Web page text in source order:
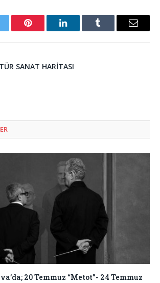
Pinterest LinkedInTumblr Email
SANAT HARITASI
20 Temmuz “Metot”- 24 Temmuz